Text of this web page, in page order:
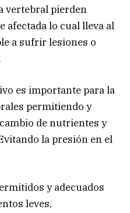
vertebral pierden
afectada lo cual lleva al
a sufrir lesiones o
es importante para la
permitiendo y
de nutrientes y
la presión en el
y adecuados
leves,